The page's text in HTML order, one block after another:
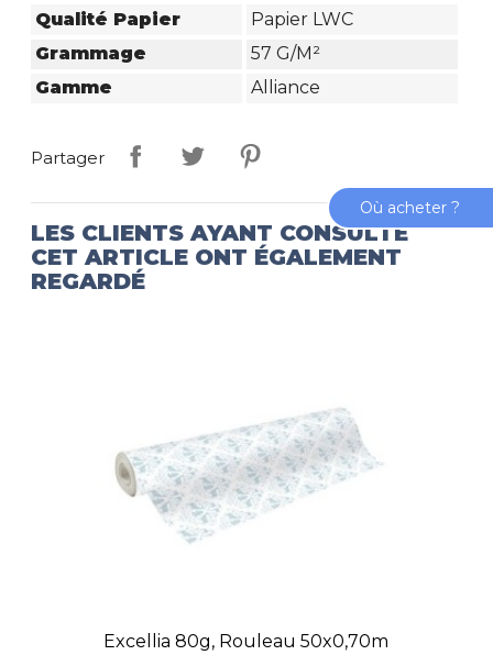
Qualité Papier
Papier LWC
Grammage
57 G/m²
Gamme
Alliance
Partager
LES CLIENTS AYANT CONSULTÉ
CET ARTICLE ONT ÉGALEMENT
REGARDÉ
Excellia 80g, Rouleau 50x0,70m
Où acheter ?